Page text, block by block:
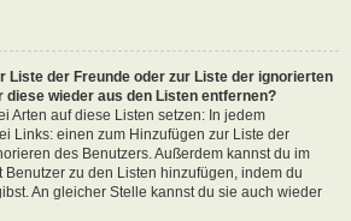
Liste der Freunde oder zur Liste der ignorierten
diese wieder aus den Listen entfernen?
Arten auf diese Listen setzen: In jedem
Links: einen zum Hinzufügen zur Liste der
des Benutzers. Außerdem kannst du im
zu den Listen hinzufügen, indem du
An gleicher Stelle kannst du sie auch wieder